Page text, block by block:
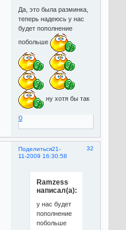
Да, это была разминка,
теперь надеюсь у нас
будет пополнение
побольше
ну хотя бы так
0
Поделиться 32
21-
11-2009 16:30:58
Ramzess
написал(а):
у нас будет
пополнение
побольше